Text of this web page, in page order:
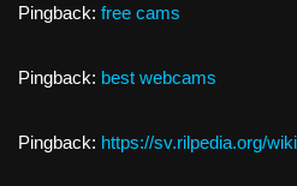
Pingback: free cams
Pingback: best webcams
Pingback: https://sv.rilpedia.org/